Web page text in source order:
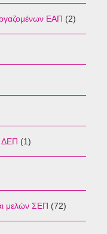
ΕΑΠ (2)
ΔΕΠ (1)
μελών ΣΕΠ (72)